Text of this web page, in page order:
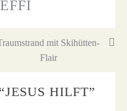
mit Skihütten-
Flair
JESUS HILFT”